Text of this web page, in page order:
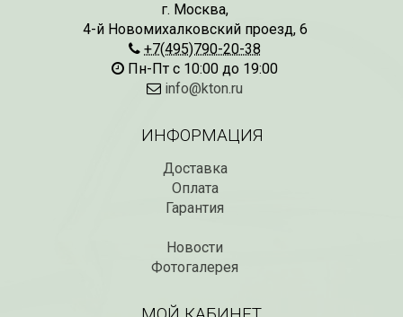
г. Москва,
4-й Новомихалковский проезд, 6
+7(495)790-20-38
Пн-Пт с 10:00 до 19:00
info@kton.ru
ИНФОРМАЦИЯ
Доставка
Оплата
Гарантия
Новости
Фотогалерея